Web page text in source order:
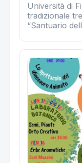
Università di
tradizionale
“Santuario